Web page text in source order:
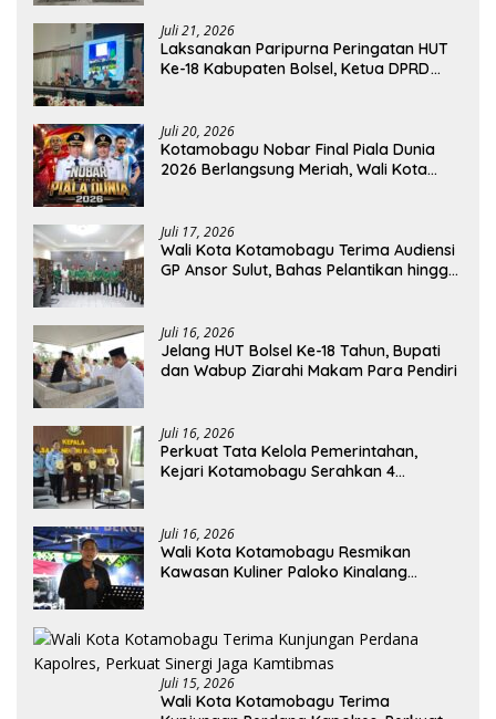
Juli 21, 2026
Laksanakan Paripurna Peringatan HUT
Ke-18 Kabupaten Bolsel, Ketua DPRD
Juli 20, 2026
Kotamobagu Nobar Final Piala Dunia
2026 Berlangsung Meriah, Wali Kota
Juli 17, 2026
Wali Kota Kotamobagu Terima Audiensi
GP Ansor Sulut, Bahas Pelantikan hingga
Juli 16, 2026
Jelang HUT Bolsel Ke-18 Tahun, Bupati
dan Wabup Ziarahi Makam Para Pendiri
Juli 16, 2026
Perkuat Tata Kelola Pemerintahan,
Kejari Kotamobagu Serahkan 4
Juli 16, 2026
Wali Kota Kotamobagu Resmikan
Kawasan Kuliner Paloko Kinalang
Juli 15, 2026
Wali Kota Kotamobagu Terima